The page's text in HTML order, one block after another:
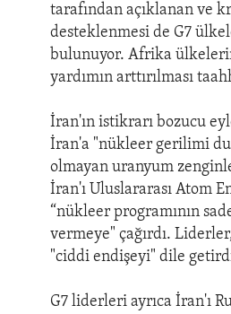
tarafından açıklanan ve
desteklenmesi de G7
bulunuyor. Afrika
yardımın arttırılması
İran'ın istikrarı bozucu
İran'a "nükleer gerilimi
olmayan uranyum
İran'ı Uluslararası Atom
“nükleer programının
vermeye" çağırdı.
"ciddi endişeyi" dile
G7 liderleri ayrıca İran'ı